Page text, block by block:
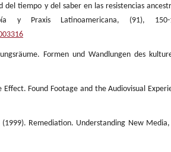
del tiempo y del saber en las resistencias
y Praxis Latinoamericana, (91), 150-
Formen und Wandlungen des
Effect. Found Footage and the Audiovisual
(1999). Remediation. Understanding New Media,